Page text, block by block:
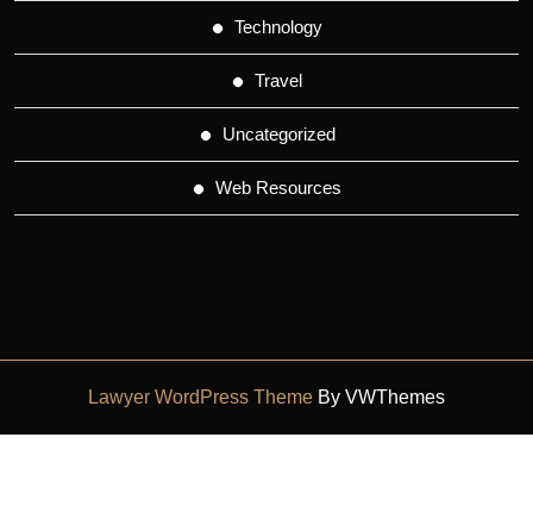
Technology
Travel
Uncategorized
Web Resources
Lawyer WordPress Theme By VWThemes